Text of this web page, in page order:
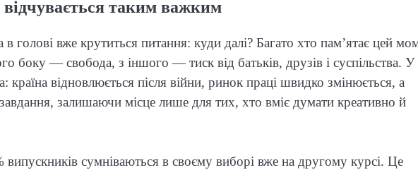
відчувається таким важким
голові вже крутиться питання: куди далі? Багато хто пам’ятає цей
боку — свобода, з іншого — тиск від батьків, друзів і суспільства. У
країна відновлюється після війни, ринок праці швидко змінюється, а
залишаючи місце лише для тих, хто вміє думати креативно й
сумніваються в своєму виборі вже на другому курсі. Це